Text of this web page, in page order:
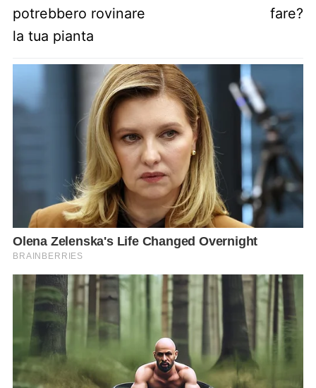
potrebbero rovinare
la tua pianta
fare?